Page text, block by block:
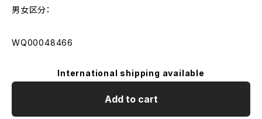
男女区分：
WQ00048466
International shipping available
Add to cart